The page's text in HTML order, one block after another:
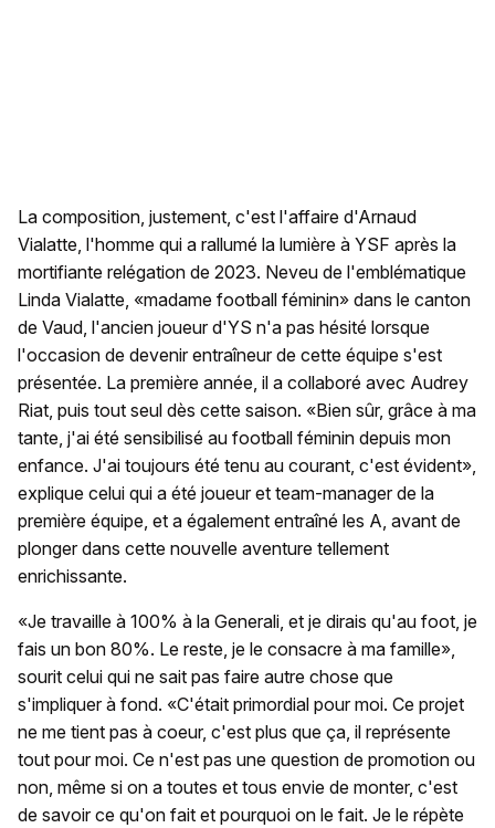
La composition, justement, c'est l'affaire d'Arnaud
Vialatte, l'homme qui a rallumé la lumière à YSF après la
mortifiante relégation de 2023. Neveu de l'emblématique
Linda Vialatte, «madame football féminin» dans le canton
de Vaud, l'ancien joueur d'YS n'a pas hésité lorsque
l'occasion de devenir entraîneur de cette équipe s'est
présentée. La première année, il a collaboré avec Audrey
Riat, puis tout seul dès cette saison. «Bien sûr, grâce à ma
tante, j'ai été sensibilisé au football féminin depuis mon
enfance. J'ai toujours été tenu au courant, c'est évident»,
explique celui qui a été joueur et team-manager de la
première équipe, et a également entraîné les A, avant de
plonger dans cette nouvelle aventure tellement
enrichissante.
«Je travaille à 100% à la Generali, et je dirais qu'au foot, je
fais un bon 80%. Le reste, je le consacre à ma famille»,
sourit celui qui ne sait pas faire autre chose que
s'impliquer à fond. «C'était primordial pour moi. Ce projet
ne me tient pas à coeur, c'est plus que ça, il représente
tout pour moi. Ce n'est pas une question de promotion ou
non, même si on a toutes et tous envie de monter, c'est
de savoir ce qu'on fait et pourquoi on le fait. Je le répète